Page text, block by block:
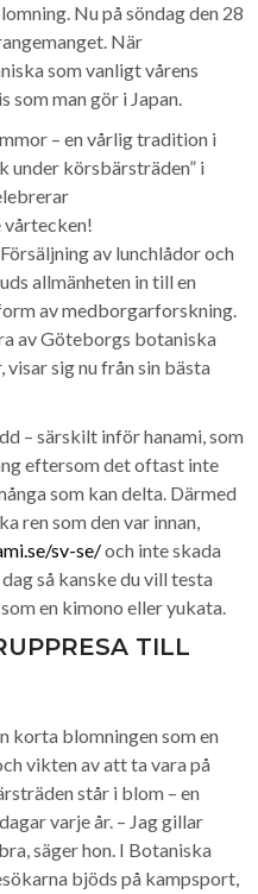
Nu på söndag den 28
När
som vanligt vårens
som man gör i Japan.
– en vårlig tradition i
under körsbärsträden” i
vårtecken!
av lunchlådor och
allmänheten in till en
av medborgarforskning.
av Göteborgs botaniska
sig nu från sin bästa
– särskilt inför hanami, som
eftersom det oftast inte
som kan delta. Därmed
ren som den var innan,
sv-se/och inte skada
så kanske du vill testa
en kimono eller yukata.
TILL
korta blomningen som en
vikten av att ta vara på
står i blom – en
varje år. – Jag gillar
säger hon. I Botaniska
bjöds på kampsport,